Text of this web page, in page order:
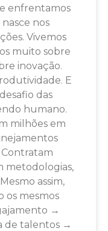
enfrentamos
nos
Vivemos
muito sobre
inovação.
E
das
humano.
milhões em
metodologias,
assim,
mesmos
→
de talentos →